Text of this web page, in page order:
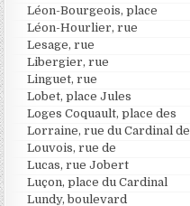
Léon-Bourgeois, place
Léon-Hourlier, rue
Lesage, rue
Libergier, rue
Linguet, rue
Lobet, place Jules
Loges Coquault, place des
Lorraine, rue du Cardinal de
Louvois, rue de
Lucas, rue Jobert
Luçon, place du Cardinal
Lundy, boulevard